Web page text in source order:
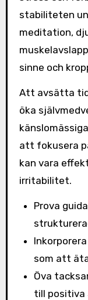
stabiliteten
meditation,
sinne och
Att avsätta
öka
att fokusera
kan vara
irritabilitet.
Prova
som att
Öva
till positiva